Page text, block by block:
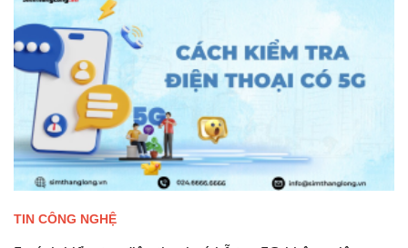
TIN CÔNG NGHỆ